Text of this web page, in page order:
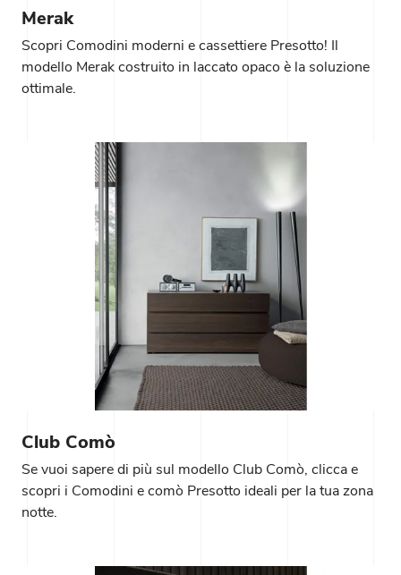
Merak
Scopri Comodini moderni e cassettiere Presotto! Il
modello Merak costruito in laccato opaco è la soluzione
ottimale.
Club Comò
Se vuoi sapere di più sul modello Club Comò, clicca e
scopri i Comodini e comò Presotto ideali per la tua zona
notte.